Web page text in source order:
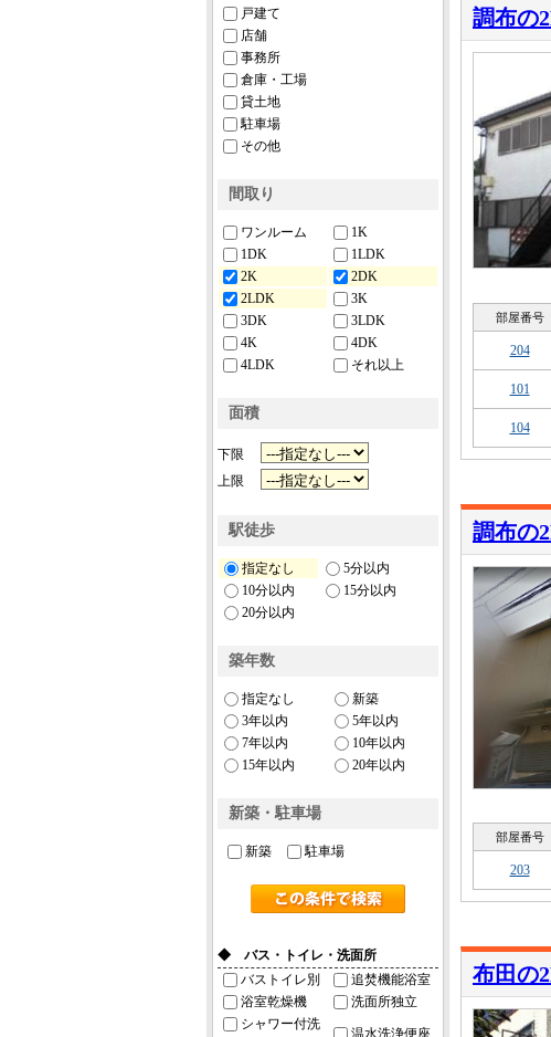
調布の
部屋番号
204
101
104
調布の
部屋番号
203
布田の
戸建て
店舗
事務所
倉庫・工場
貸土地
駐車場
その他
間取り
ワンルーム
1K
1DK
1LDK
2K
2DK
2LDK
3K
3DK
3LDK
4K
4DK
4LDK
それ以上
面積
下限
上限
駅徒歩
指定なし
5分以内
10分以内
15分以内
20分以内
築年数
指定なし
新築
3年以内
5年以内
7年以内
10年以内
15年以内
20年以内
新築・駐車場
新築 駐車場
◆ バス・トイレ・洗面所
バストイレ別
追焚機能浴室
浴室乾燥機
洗面所独立
シャワー付洗
温水洗浄便座